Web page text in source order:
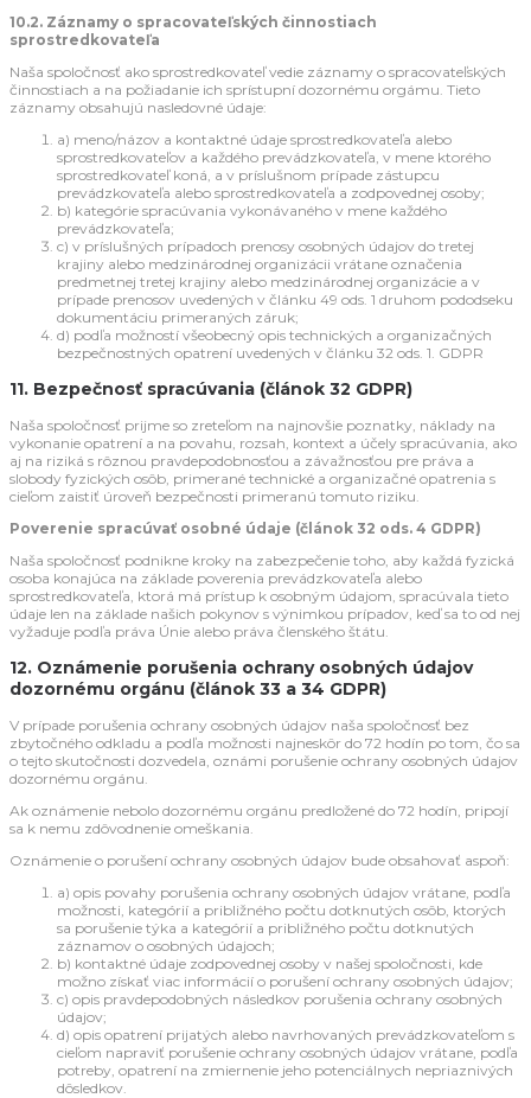
10.2. Záznamy o spracovateľských činnostiach
sprostredkovateľa
Naša spoločnosť ako sprostredkovateľ vedie záznamy o spracovateľských
činnostiach a na požiadanie ich sprístupní dozornému orgámu. Tieto
záznamy obsahujú nasledovné údaje:
a) meno/názov a kontaktné údaje sprostredkovateľa alebo
sprostredkovateľov a každého prevádzkovateľa, v mene ktorého
sprostredkovateľ koná, a v príslušnom prípade zástupcu
prevádzkovateľa alebo sprostredkovateľa a zodpovednej osoby;
b) kategórie spracúvania vykonávaného v mene každého
prevádzkovateľa;
c) v príslušných prípadoch prenosy osobných údajov do tretej
krajiny alebo medzinárodnej organizácii vrátane označenia
predmetnej tretej krajiny alebo medzinárodnej organizácie a v
prípade prenosov uvedených v článku 49 ods. 1 druhom pododseku
dokumentáciu primeraných záruk;
d) podľa možností všeobecný opis technických a organizačných
bezpečnostných opatrení uvedených v článku 32 ods. 1. GDPR
11. Bezpečnosť spracúvania (článok 32 GDPR)
Naša spoločnosť prijme so zreteľom na najnovšie poznatky, náklady na
vykonanie opatrení a na povahu, rozsah, kontext a účely spracúvania, ako
aj na riziká s rôznou pravdepodobnosťou a závažnosťou pre práva a
slobody fyzických osôb, primerané technické a organizačné opatrenia s
cieľom zaistiť úroveň bezpečnosti primeranú tomuto riziku.
Poverenie spracúvať osobné údaje (článok 32 ods. 4 GDPR)
Naša spoločnosť podnikne kroky na zabezpečenie toho, aby každá fyzická
osoba konajúca na základe poverenia prevádzkovateľa alebo
sprostredkovateľa, ktorá má prístup k osobným údajom, spracúvala tieto
údaje len na základe našich pokynov s výnimkou prípadov, keď sa to od nej
vyžaduje podľa práva Únie alebo práva členského štátu.
12. Oznámenie porušenia ochrany osobných údajov
dozornému orgánu (článok 33 a 34 GDPR)
V prípade porušenia ochrany osobných údajov naša spoločnosť bez
zbytočného odkladu a podľa možnosti najneskôr do 72 hodín po tom, čo sa
o tejto skutočnosti dozvedela, oznámi porušenie ochrany osobných údajov
dozornému orgánu.
Ak oznámenie nebolo dozornému orgánu predložené do 72 hodín, pripojí
sa k nemu zdôvodnenie omeškania.
Oznámenie o porušení ochrany osobných údajov bude obsahovať aspoň:
a) opis povahy porušenia ochrany osobných údajov vrátane, podľa
možnosti, kategórií a približného počtu dotknutých osôb, ktorých
sa porušenie týka a kategórií a približného počtu dotknutých
záznamov o osobných údajoch;
b) kontaktné údaje zodpovednej osoby v našej spoločnosti, kde
možno získať viac informácií o porušení ochrany osobných údajov;
c) opis pravdepodobných následkov porušenia ochrany osobných
údajov;
d) opis opatrení prijatých alebo navrhovaných prevádzkovateľom s
cieľom napraviť porušenie ochrany osobných údajov vrátane, podľa
potreby, opatrení na zmiernenie jeho potenciálnych nepriaznivých
dôsledkov.